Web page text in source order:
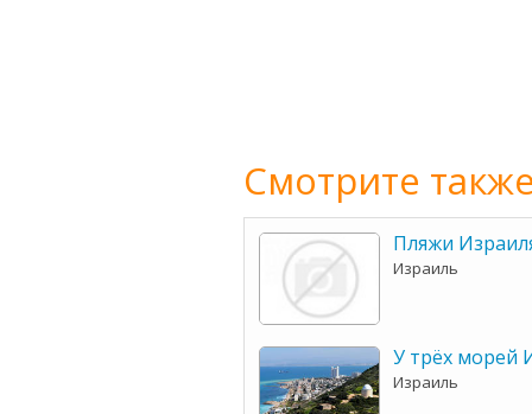
Смотрите
Пляжи
Израиль
У трёх морей
Израиль